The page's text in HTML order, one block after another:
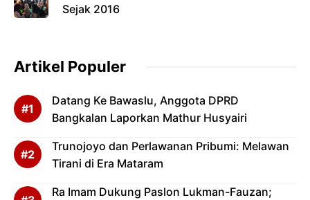
Sejak 2016
Artikel Populer
Datang Ke Bawaslu, Anggota DPRD
Bangkalan Laporkan Mathur Husyairi
Trunojoyo dan Perlawanan Pribumi: Melawan
Tirani di Era Mataram
Ra Imam Dukung Paslon Lukman-Fauzan;